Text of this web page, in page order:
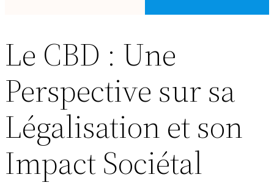
Le CBD : Une
Perspective sur sa
Légalisation et son
Impact Sociétal